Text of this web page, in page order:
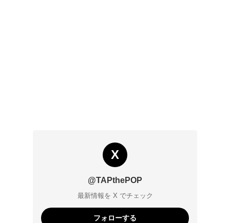
X
@TAPthePOP
最新情報を X でチェック
フォローする